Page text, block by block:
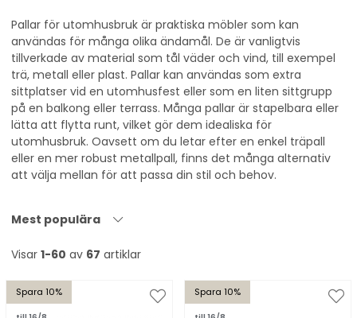
Pallar för utomhusbruk är praktiska möbler som kan
användas för många olika ändamål. De är vanligtvis
tillverkade av material som tål väder och vind, till exempel
trä, metall eller plast. Pallar kan användas som extra
sittplatser vid en utomhusfest eller som en liten sittgrupp
på en balkong eller terrass. Många pallar är stapelbara eller
lätta att flytta runt, vilket gör dem idealiska för
utomhusbruk. Oavsett om du letar efter en enkel träpall
eller en mer robust metallpall, finns det många alternativ
att välja mellan för att passa din stil och behov.
Mest populära
Visar 1-60 av 67 artiklar
Spara 10% Spara 10%